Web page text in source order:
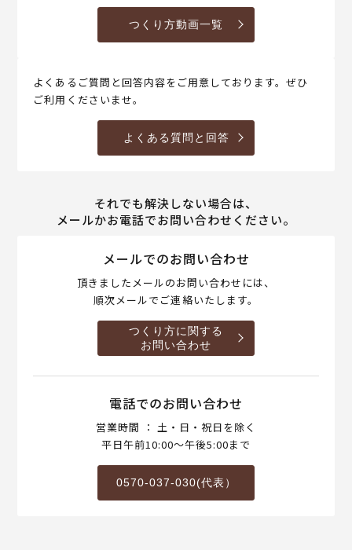
つくり方動画一覧
よくあるご質問と回答内容をご用意しております。ぜひ
ご利用くださいませ。
よくある質問と回答
それでも解決しない場合は、
メールかお電話でお問い合わせください。
メールでのお問い合わせ
頂きましたメールのお問い合わせには、
順次メールでご連絡いたします。
つくり方に関する
お問い合わせ
電話でのお問い合わせ
営業時間 ： 土・日・祝日を除く
平日午前10:00～午後5:00まで
0570-037-030(代表）